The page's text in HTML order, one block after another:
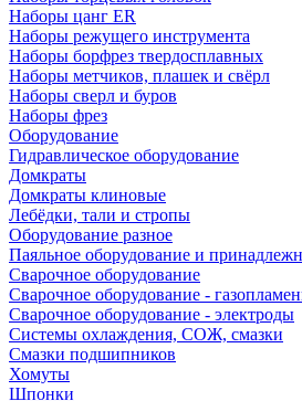
Наборы цанг ER
Наборы режущего инструмента
Наборы борфрез твердосплавных
Наборы метчиков, плашек и свёрл
Наборы сверл и буров
Наборы фрез
Оборудование
Гидравлическое оборудование
Домкраты
Домкраты клиновые
Лебёдки, тали и стропы
Оборудование разное
Паяльное оборудование и
Сварочное оборудование
Сварочное оборудование -
Сварочное оборудование - электроды
Системы охлаждения, СОЖ, смазки
Смазки подшипников
Хомуты
Шпонки